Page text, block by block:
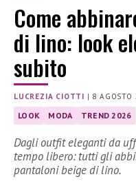
Come
di lino: look
subito
LUCREZIA CIOTTI | 8 AGOSTO
LOOK MODA TREND 2026
Dagli outfit eleganti da
tempo libero: tutti gli
pantaloni beige di lino.